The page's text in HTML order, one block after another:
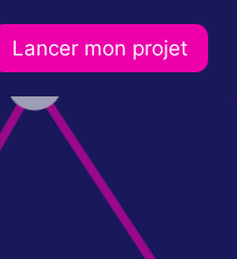
Lancer mon projet